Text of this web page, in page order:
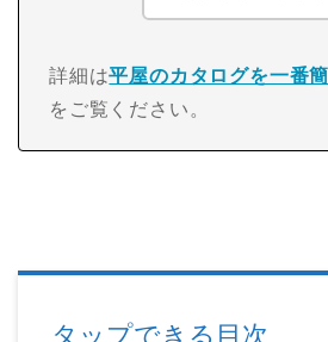
詳細は平屋のカタログを一番
をご覧ください。
タップできる目次